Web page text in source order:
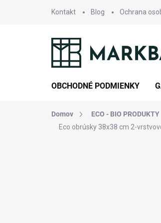
Kontakt Blog Ochrana
OBCHODNÉ PODMIENKY
Domov ECO - BIO PRODUKTY
Eco obrúsky 38x38 cm 2-